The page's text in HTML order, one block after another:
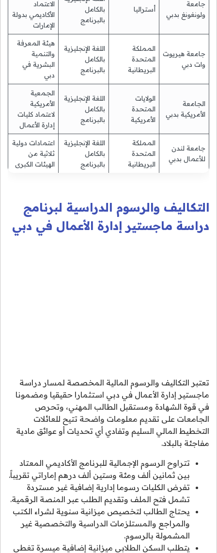
جامعة
ولونغونغ بدبي
أستراليا
بالكامل
بالبرنامج
الاعتماد
الأكاديمي بدولة
الإمارات
جامعة هيريوت
وات دبي
المملكة
المتحدة
البريطانية
اللغة الإنجليزية
بالكامل
بالبرنامج
هيئة المعرفة
والتنمية
البشرية في
دبي
الجامعة
الأمريكية بدبي
الولايات
المتحدة
الأمريكية
اللغة الإنجليزية
بالكامل
بالبرنامج
الجمعية
الأمريكية
لاعتماد كليات
إدارة الأعمال
جامعة لندن
للأعمال بدبي
المملكة
المتحدة
البريطانية
اللغة الإنجليزية
بالكامل
بالبرنامج
اعتمادات دولية
ثلاثية من
الهيئات الكبرى
التكاليف والرسوم الدراسية لبرنامج
دراسة ماجستير إدارة الأعمال في دبي
تعتبر التكاليف والرسوم المالية المخصصة لمسار دراسة
ماجستير إدارة الأعمال في دبي استثمارا حقيقيا ومضمونا
في قوة الشهادة ومستقبل الطالب المهني، وتحرص
الجامعات على تقديم معلومات واضحة تتيح للعائلات
التخطيط المالي السليم وتفادي أي تحديات أو عوائق مادية
مفاجئة بالبلاد.
تتراوح الرسوم الإجمالية للبرنامج الأكاديمي المعتاد
بين ثمانين ألف ومئة وستين ألف درهم إماراتي تقريباً.
تفرض الكليات رسوما إدارية إضافية غير مستردة
تشمل فتح الملف وتقديم الطلب عبر المنصة الرقمية.
يحتاج الطالب لتخصيص ميزانية سنوية لشراء الكتب
والمراجع والمستلزمات الدراسية والتخصصية غير
المشمولة بالرسوم.
يتطلب السكن الطلابي ميزانية إضافية ميسرة تغطي